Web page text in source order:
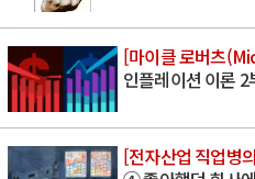
[마이클 로버츠
인플레이션 이론
[전자산업 직업병